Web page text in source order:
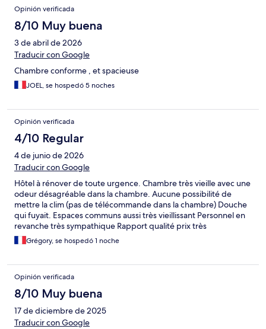
Opinión verificada
8/10 Muy buena
3 de abril de 2026
Traducir con Google
Chambre conforme , et spacieuse
JOEL, se hospedó 5 noches
Opinión verificada
4/10 Regular
4 de junio de 2026
Traducir con Google
Hôtel à rénover de toute urgence. Chambre très vieille avec une
odeur désagréable dans la chambre. Aucune possibilité de
mettre la clim (pas de télécommande dans la chambre) Douche
qui fuyait. Espaces communs aussi très vieillissant Personnel en
revanche très sympathique Rapport qualité prix très
déséquilibré !
Grégory, se hospedó 1 noche
Opinión verificada
8/10 Muy buena
17 de diciembre de 2025
Traducir con Google